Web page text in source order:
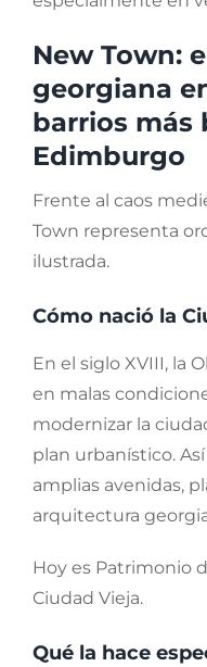
New Town:
georgiana
barrios más
Edimburgo
Frente al caos
Town representa
ilustrada.
Cómo nació la
En el siglo XVIII, la
en malas
modernizar la
plan urbanístico.
amplias avenidas,
arquitectura
Hoy es Patrimonio
Ciudad Vieja.
Qué la hace